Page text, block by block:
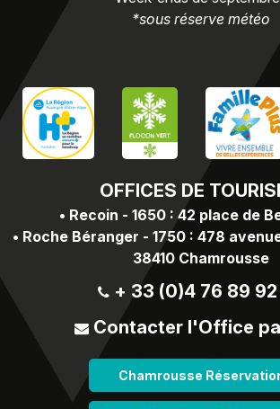
OFFICES DE
• Recoin - 1650 : 42 place de
• Roche Béranger - 1750 : 478
38410 Chamrousse
+ 33 (0)4 76 89
Contacter l'Office
Chamrousse
*sous réserve météo